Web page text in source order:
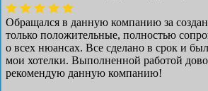
Обращался в данную компанию за
только положительные, полностью
о всех нюансах. Все сделано в срок и
мои хотелки. Выполненной работой
рекомендую данную компанию!